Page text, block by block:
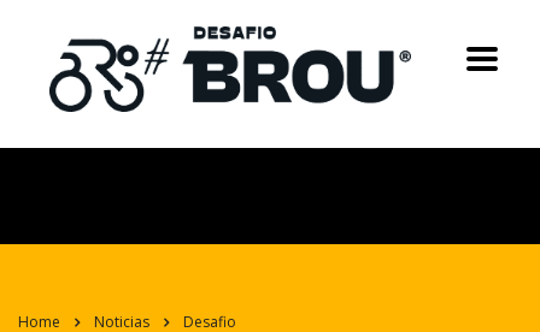
Home Noticias Desafio